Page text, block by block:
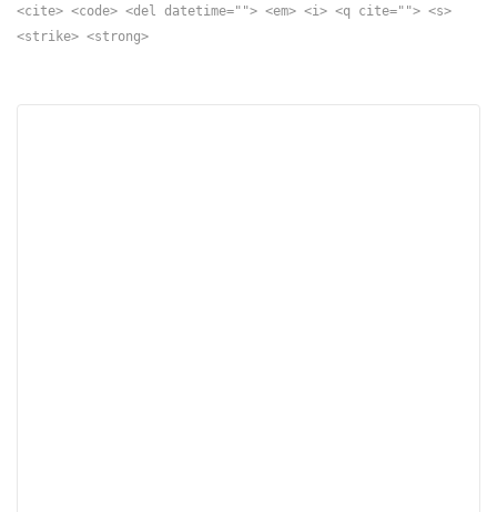
<cite> <code> <del datetime=""> <em> <i> <q cite=""> <s>
<strike> <strong>